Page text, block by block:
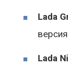
Lada
Lada